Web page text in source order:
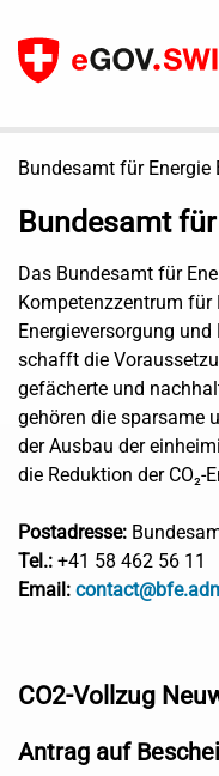
Zum Inhalt
Bundesamt für Energie
Bundesamt
Das Bundesamt für
Kompetenzzentrum für
Energieversorgung
schafft die
gefächerte und
gehören die sparsame
der Ausbau der
die Reduktion der CO₂-
Postadresse:
Tel.: +41 58 462 56 11
Email:
CO2-Vollzug
Antrag auf